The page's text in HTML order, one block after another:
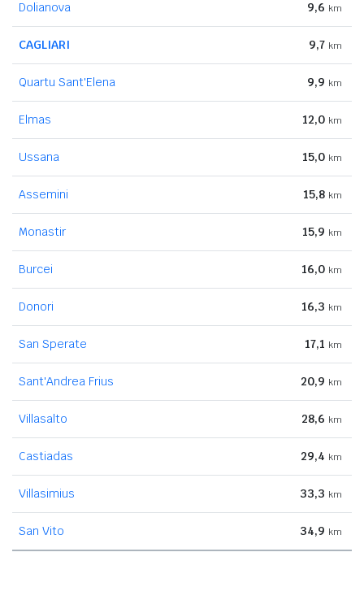
Dolianova 9,6 km
CAGLIARI 9,7 km
Quartu Sant'Elena 9,9 km
Elmas 12,0 km
Ussana 15,0 km
Assemini 15,8 km
Monastir 15,9 km
Burcei 16,0 km
Donori 16,3 km
San Sperate 17,1 km
Sant'Andrea Frius 20,9 km
Villasalto 28,6 km
Castiadas 29,4 km
Villasimius 33,3 km
San Vito 34,9 km